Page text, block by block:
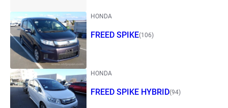
HONDA
FREED SPIKE(106)
HONDA
FREED SPIKE HYBRID(94)